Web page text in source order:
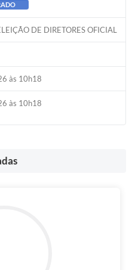
DE DIRETORES OFICIAL
às 10h18
às 10h18